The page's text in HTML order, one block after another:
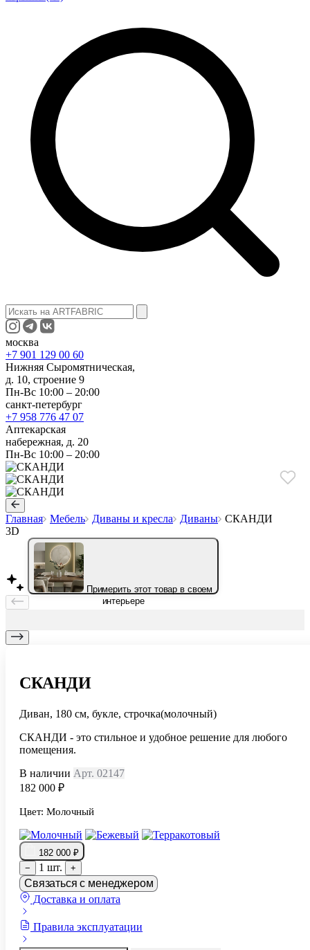
москва
+7 901 129 00 60
Нижняя Сыромятническая,
д. 10, строение 9
Пн-Вс 10:00 – 20:00
санкт-петербург
+7 958 776 47 07
Аптекарская
набережная, д. 20
Пн-Вс 10:00 – 20:00
Главная Мебель Диваны и кресла Диваны СКАНДИ
3D
Примерить этот товар в своем
интерьере
СКАНДИ
Диван, 180 см, букле, строчка(молочный)
СКАНДИ - это стильное и удобное решение для любого
помещения.
В наличии Арт. 02147
182 000 ₽
Цвет: Молочный
182 000 ₽
−
1 шт. +
Связаться с менеджером
Доставка и оплата
Правила эксплуатации